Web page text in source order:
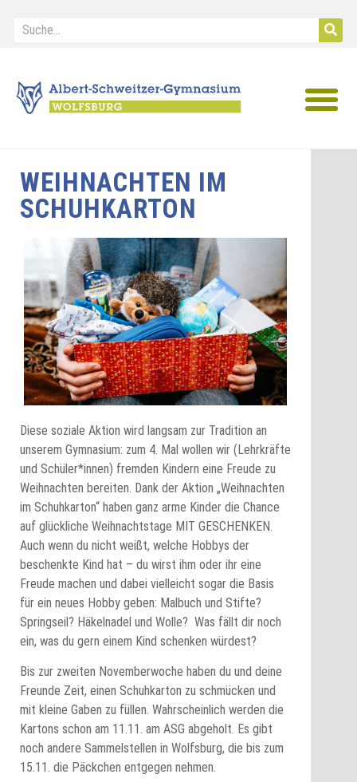
WEIHNACHTEN IM
SCHUHKARTON
Diese soziale Aktion wird langsam zur Tradition an
unserem Gymnasium: zum 4. Mal wollen wir (Lehrkräfte
und Schüler*innen) fremden Kindern eine Freude zu
Weihnachten bereiten. Dank der Aktion „Weihnachten
im Schuhkarton“ haben ganz arme Kinder die Chance
auf glückliche Weihnachtstage MIT GESCHENKEN.
Auch wenn du nicht weißt, welche Hobbys der
beschenkte Kind hat – du wirst ihm oder ihr eine
Freude machen und dabei vielleicht sogar die Basis
für ein neues Hobby geben: Malbuch und Stifte?
Springseil? Häkelnadel und Wolle? Was fällt dir noch
ein, was du gern einem Kind schenken würdest?
Bis zur zweiten Novemberwoche haben du und deine
Freunde Zeit, einen Schuhkarton zu schmücken und
mit kleine Gaben zu füllen. Wahrscheinlich werden die
Kartons schon am 11.11. am ASG abgeholt. Es gibt
noch andere Sammelstellen in Wolfsburg, die bis zum
15.11. die Päckchen entgegen nehmen.